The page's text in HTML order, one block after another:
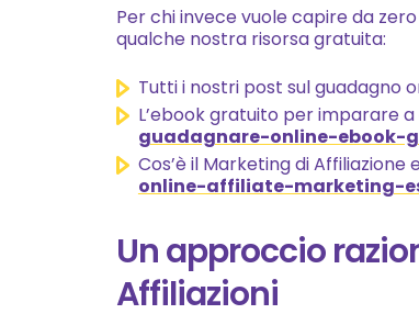
Per chi invece vuole capire da
qualche nostra risorsa gratuita:
Tutti i nostri post sul guadagno
L’ebook gratuito per imparare
guadagnare-online-ebook-
Cos’è il Marketing di
online-affiliate-marketing-
Un approccio
Affiliazioni